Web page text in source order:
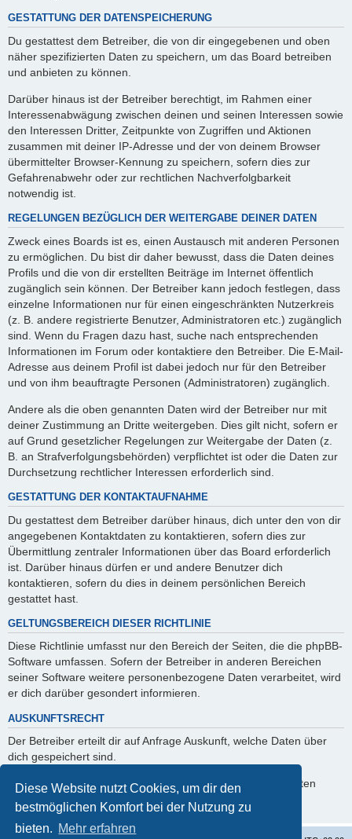
Diese Website nutzt Cookies, um dir den
bestmöglichen Komfort bei der Nutzung zu
bieten. Mehr erfahren
GESTATTUNG DER DATENSPEICHERUNG
Du gestattest dem Betreiber, die von dir eingegebenen und oben
näher spezifizierten Daten zu speichern, um das Board betreiben
und anbieten zu können.
Darüber hinaus ist der Betreiber berechtigt, im Rahmen einer
Interessenabwägung zwischen deinen und seinen Interessen sowie
den Interessen Dritter, Zeitpunkte von Zugriffen und Aktionen
zusammen mit deiner IP-Adresse und der von deinem Browser
übermittelter Browser-Kennung zu speichern, sofern dies zur
Gefahrenabwehr oder zur rechtlichen Nachverfolgbarkeit
notwendig ist.
REGELUNGEN BEZÜGLICH DER WEITERGABE DEINER DATEN
Zweck eines Boards ist es, einen Austausch mit anderen Personen
zu ermöglichen. Du bist dir daher bewusst, dass die Daten deines
Profils und die von dir erstellten Beiträge im Internet öffentlich
zugänglich sein können. Der Betreiber kann jedoch festlegen, dass
einzelne Informationen nur für einen eingeschränkten Nutzerkreis
(z. B. andere registrierte Benutzer, Administratoren etc.) zugänglich
sind. Wenn du Fragen dazu hast, suche nach entsprechenden
Informationen im Forum oder kontaktiere den Betreiber. Die E-Mail-
Adresse aus deinem Profil ist dabei jedoch nur für den Betreiber
und von ihm beauftragte Personen (Administratoren) zugänglich.
Andere als die oben genannten Daten wird der Betreiber nur mit
deiner Zustimmung an Dritte weitergeben. Dies gilt nicht, sofern er
auf Grund gesetzlicher Regelungen zur Weitergabe der Daten (z.
B. an Strafverfolgungsbehörden) verpflichtet ist oder die Daten zur
Durchsetzung rechtlicher Interessen erforderlich sind.
GESTATTUNG DER KONTAKTAUFNAHME
Du gestattest dem Betreiber darüber hinaus, dich unter den von dir
angegebenen Kontaktdaten zu kontaktieren, sofern dies zur
Übermittlung zentraler Informationen über das Board erforderlich
ist. Darüber hinaus dürfen er und andere Benutzer dich
kontaktieren, sofern du dies in deinem persönlichen Bereich
gestattet hast.
GELTUNGSBEREICH DIESER RICHTLINIE
Diese Richtlinie umfasst nur den Bereich der Seiten, die die phpBB-
Software umfassen. Sofern der Betreiber in anderen Bereichen
seiner Software weitere personenbezogene Daten verarbeitet, wird
er dich darüber gesondert informieren.
AUSKUNFTSRECHT
Der Betreiber erteilt dir auf Anfrage Auskunft, welche Daten über
dich gespeichert sind.
Du kannst jederzeit die Löschung bzw. Sperrung deiner Daten
verlangen. Kontaktiere hierzu bitte den Betreiber.